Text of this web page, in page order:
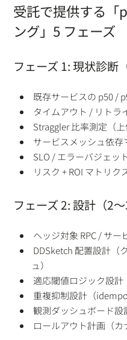
受託で提供する「
ング」5 フェーズ
フェーズ 1: 現状診断
既存サービスの p50 /
タイムアウト / リトラ
Straggler 比率測定（上
サービスメッシュ依存
SLO / エラーバジェッ
リスク + ROI マトリク
フェーズ 2: 設計（2〜
ヘッジ対象 RPC / サー
DDSketch 配置設計（
ュ）
適応閾値ロジック設計
重複抑制設計（
観測ダッシュボード設
ロールアウト計画（カ